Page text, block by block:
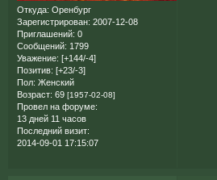
Откуда: Оренбург
Зарегистрирован: 2007-12-08
Приглашений: 0
Сообщений: 1799
Уважение: [+144/-4]
Позитив: [+23/-3]
Пол: Женский
Возраст: 69 [1957-02-08]
Провел на форуме:
13 дней 11 часов
Последний визит:
2014-09-01 17:15:07